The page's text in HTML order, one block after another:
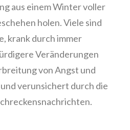
aus einem Winter voller
holen. Viele sind
krank durch immer
Veränderungen
von Angst und
verunsichert durch die